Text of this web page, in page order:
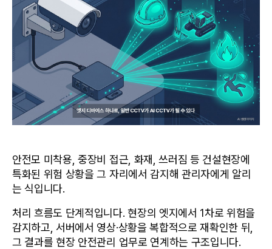
안전모 미착용, 중장비 접근, 화재, 쓰러짐 등 건설현장에
특화된 위험 상황을 그 자리에서 감지해 관리자에게 알리
는 식입니다.
처리 흐름도 단계적입니다. 현장의 엣지에서 1차로 위험을
감지하고, 서버에서 영상·상황을 복합적으로 재확인한 뒤,
그 결과를 현장 안전관리 업무로 연계하는 구조입니다.